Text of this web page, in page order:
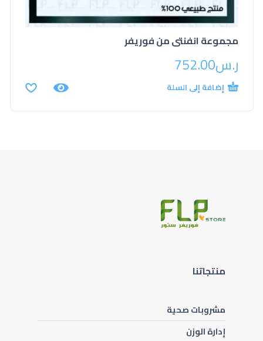
مجموعة انفنتى من فوريفر
ر.س752.00
إضافة إلى السلة
منتجاتنا
مشروبات صحية
إدارة الوزن